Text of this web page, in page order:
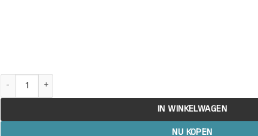
Aluminium U-profiel incl. eindkapjes 20x16x20x2 mm L=3000 mm aantal
IN WINKELWAGEN
NU KOPEN